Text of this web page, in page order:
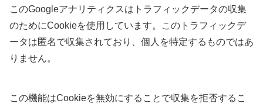
このGoogleアナリティクスはトラフィックデータの収集
のためにCookieを使用しています。このトラフィックデ
ータは匿名で収集されており、個人を特定するものではあ
りません。
この機能はCookieを無効にすることで収集を拒否するこ